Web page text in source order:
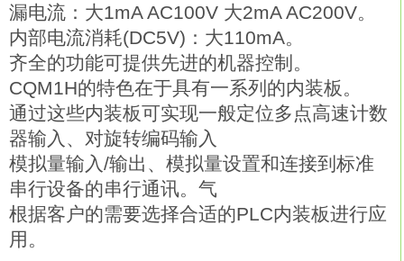
漏电流：大1mA AC100V 大2mA AC200V。
内部电流消耗(DC5V)：大110mA。
齐全的功能可提供先进的机器控制。
CQM1H的特色在于具有一系列的内装板。
通过这些内装板可实现一般定位多点高速计数
器输入、对旋转编码输入
模拟量输入/输出、模拟量设置和连接到标准
串行设备的串行通讯。气
根据客户的需要选择合适的PLC内装板进行应
用。